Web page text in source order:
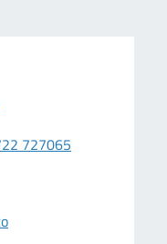
727065